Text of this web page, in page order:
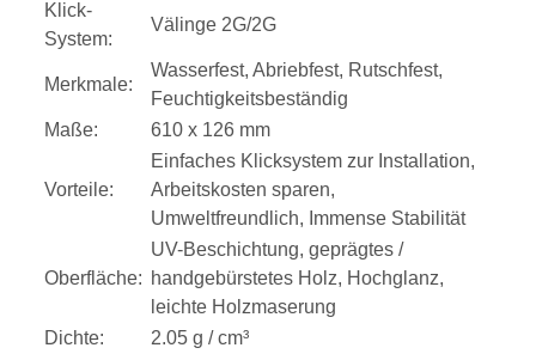
Klick-
System:
Välinge 2G/2G
Merkmale:
Wasserfest, Abriebfest, Rutschfest,
Feuchtigkeitsbeständig
Maße:
610 x 126 mm
Vorteile:
Einfaches Klicksystem zur Installation,
Arbeitskosten sparen,
Umweltfreundlich, Immense Stabilität
Oberfläche:
UV-Beschichtung, geprägtes /
handgebürstetes Holz, Hochglanz,
leichte Holzmaserung
Dichte:
2.05 g / cm³